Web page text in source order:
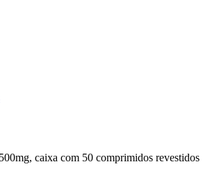
caixa com 50 comprimidos revestidos